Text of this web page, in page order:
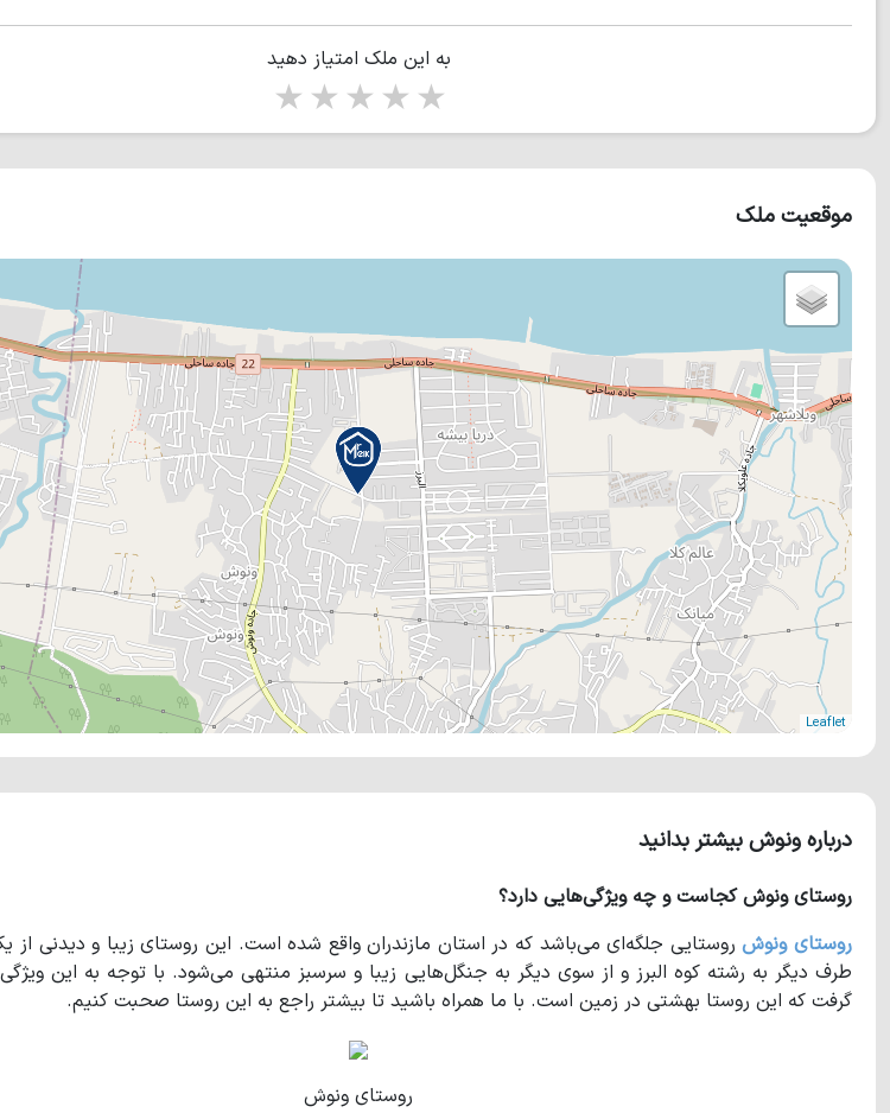
به این ملک امتیاز دهید
5 stars
4 stars
3 stars
2 stars
موقعیت ملک
Leaflet
درباره ونوش بیشتر بدانید
روستای ونوش کجاست و چه ویژگی‌هایی دارد؟
روستای ونوشروستایی جلگه‌ای می‌باشد که در استان مازندران واقع شده است. این روستای زیبا و دیدنی از
طرف دیگر به رشته‌ کوه البرز و از سوی دیگر به جنگل‌هایی زیبا و سرسبز منتهی می‌شود. با توجه به این
گرفت که این روستا بهشتی در زمین است. با ما همراه باشید تا بیشتر راجع به این روستا صحبت کنیم.
روستای ونوش